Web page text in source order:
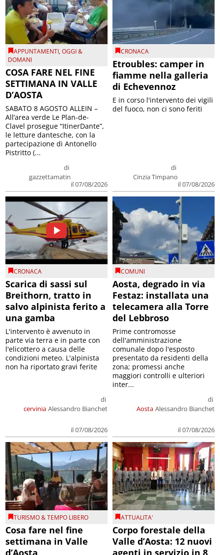
APPUNTAMENTI,OGGI &
DOMANI
COSA FARE NEL FINE
SETTIMANA IN VALLE
D’AOSTA
di
gazzettamatin
il 07/08/2026
SABATO 8 AGOSTO ALLEIN –
All’area verde Le Plan-de-
Clavel prosegue “ItinerDante”,
le letture dantesche, con la
partecipazione di Antonello
Pistritto (...
CRONACA
Etroubles: camper in
fiamme nella galleria
di Echevennoz
di
Cinzia Timpano
il 07/08/2026
E in corso l'intervento dei vigili
del fuoco, non ci sono feriti
CRONACA
Scarica di sassi sul
Breithorn, tratto in
salvo alpinista ferito a
una gamba
cervinia
di
Alessandro Bianchet
il 07/08/2026
L'intervento è avvenuto in
parte via terra e in parte con
l'elicottero a causa delle
condizioni meteo. L'alpinista
non ha riportato gravi ferite
COMUNI
Aosta, degrado in via
Festaz: installata una
telecamera alla Torre
del Lebbroso
Aosta
di
Alessandro Bianchet
il 07/08/2026
Prime contromosse
dell'amministrazione
comunale dopo l'esposto
presentato da residenti della
zona; promessi anche
maggiori controlli e ulteriori
inter...
TURISMO & TEMPO LIBERO
Cosa fare nel fine
settimana in Valle
d’Aosta
ATTUALITA'
Corpo forestale della
Valle d’Aosta: 12 nuovi
agenti in servizio in 8